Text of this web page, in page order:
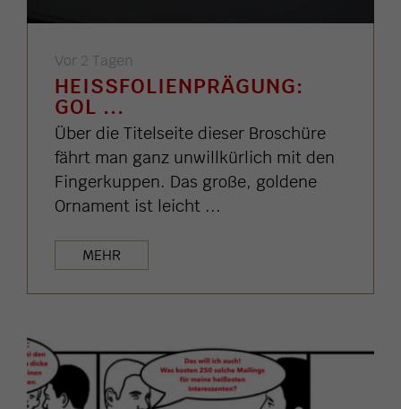
Vor 2 Tagen
HEISSFOLIENPRÄGUNG: G
OL ...
Über die Titelseite dieser Broschüre
fährt man ganz unwillkürlich mit den
Fingerkuppen. Das große, goldene
Ornament ist leicht ...
MEHR